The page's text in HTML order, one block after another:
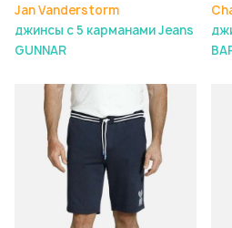
Jan Vanderstorm
джинсы с 5 карманами Jeans
GUNNAR